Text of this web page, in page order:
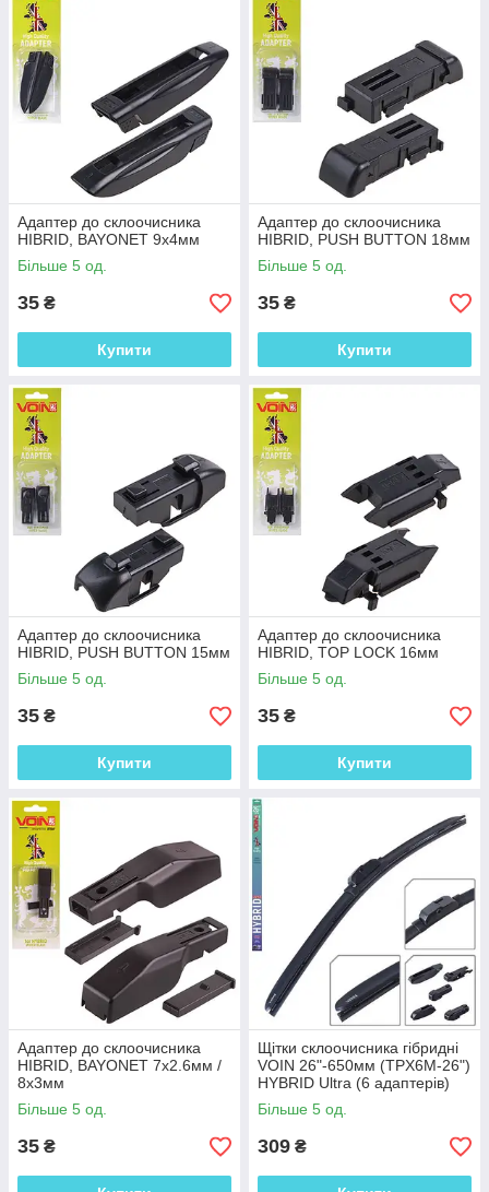
Адаптер до склоочисника
HIBRID, BAYONET 9х4мм
Більше 5 од.
35 ₴
Купити
Адаптер до склоочисника
HIBRID, PUSH BUTTON 18мм
Більше 5 од.
35 ₴
Купити
Адаптер до склоочисника
HIBRID, PUSH BUTTON 15мм
Більше 5 од.
35 ₴
Купити
Адаптер до склоочисника
HIBRID, TOP LOCK 16мм
Більше 5 од.
35 ₴
Купити
Адаптер до склоочисника
HIBRID, BAYONET 7х2.6мм /
8x3мм
Більше 5 од.
35 ₴
Щітки склоочисника гібридні
VOIN 26"-650мм (TPX6M-26")
HYBRID Ultra (6 адаптерів)
Більше 5 од.
309 ₴